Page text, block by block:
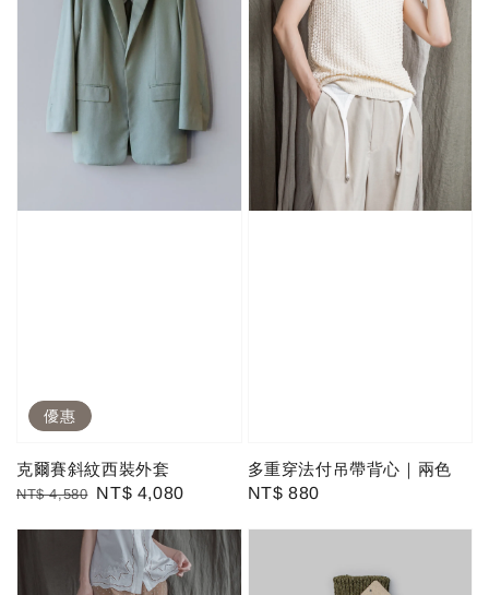
優惠
克爾賽斜紋西裝外套
Regular
NT$ 4,580 Sale
NT$ 4,080
多重穿法付吊帶背心｜兩色
Regular
NT$ 880